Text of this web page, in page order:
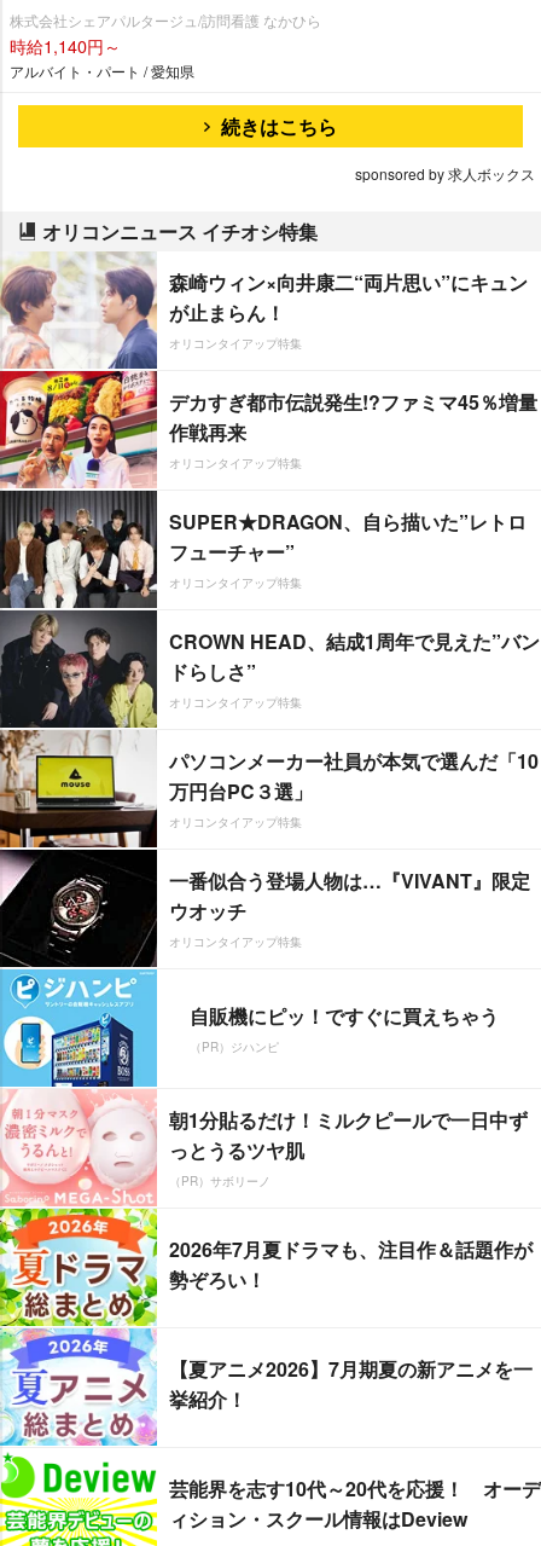
株式会社シェアパルタージュ/訪問看護 なかひら
時給1,140円～
アルバイト・パート / 愛知県
続きはこちら
sponsored by 求人ボックス
オリコンニュース イチオシ特集
森崎ウィン×向井康二“両片思い”にキュン
が止まらん！
オリコンタイアップ特集
デカすぎ都市伝説発生!?ファミマ45％増量
作戦再来
オリコンタイアップ特集
SUPER★DRAGON、自ら描いた”レトロ
フューチャー”
オリコンタイアップ特集
CROWN HEAD、結成1周年で見えた”バン
ドらしさ”
オリコンタイアップ特集
パソコンメーカー社員が本気で選んだ「10
万円台PC３選」
オリコンタイアップ特集
一番似合う登場人物は…『VIVANT』限定
ウオッチ
オリコンタイアップ特集
自販機にピッ！ですぐに買えちゃう
（PR）ジハンピ
朝1分貼るだけ！ミルクピールで一日中ず
っとうるツヤ肌
（PR）サボリーノ
2026年7月夏ドラマも、注目作＆話題作が
勢ぞろい！
【夏アニメ2026】7月期夏の新アニメを一
挙紹介！
芸能界を志す10代～20代を応援！ オーデ
ィション・スクール情報はDeview